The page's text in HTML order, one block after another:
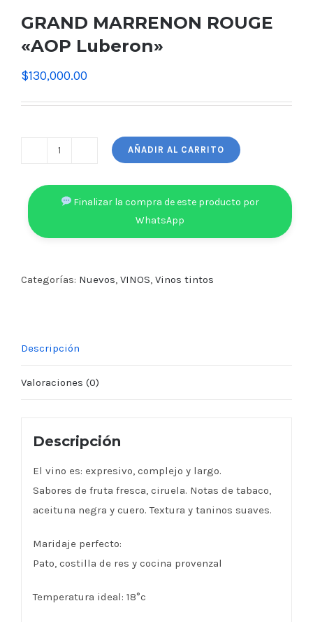
GRAND MARRENON ROUGE
«AOP Luberon»
$130,000.00
ROUGE
Luberon"
AÑADIR AL CARRITO
Finalizar la compra de este producto por
WhatsApp
Categorías: Nuevos VINOS Vinos tintos
Descripción
Valoraciones (0)
Descripción
El vino es: expresivo, complejo y largo.
Sabores de fruta fresca, ciruela. Notas de tabaco,
aceituna negra y cuero. Textura y taninos suaves.
Maridaje perfecto:
Pato, costilla de res y cocina provenzal
Temperatura ideal: 18°c